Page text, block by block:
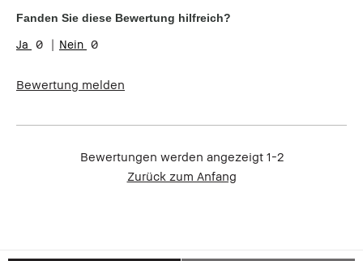
Hautton:
Hell - Mittel
Hautbedürfnis(se):
Fanden Sie diese Bewertung hilfreich?
0 0
Bewertung melden
Bewertungen werden angezeigt 1-2
Zurück zum Anfang